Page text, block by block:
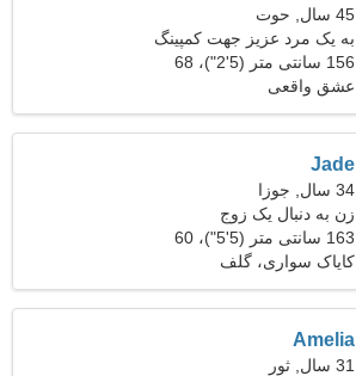
45 سال, حوت
به یک مرد عزیز جهت کمپینگ
نیازمندم
156 سانتی متر (5'2")، 68
کیلوگرم (149 پوند)
عشق واقعی
Jade
34 سال, جوزا
زن به دنبال یک زوج
163 سانتی متر (5'5")، 60
کیلوگرم (132 پوند)
کایاک سواری، گلف
Amelia
31 سال, ثور